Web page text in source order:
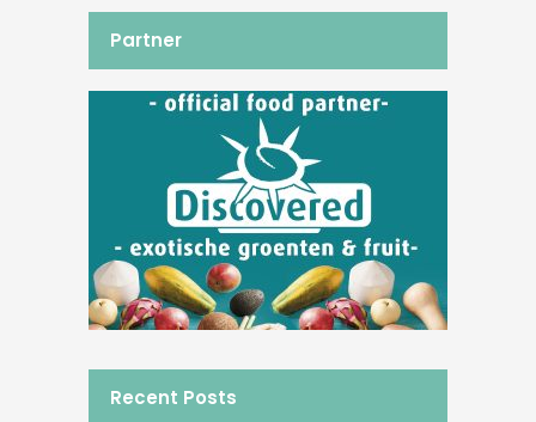
Partner
Recent Posts